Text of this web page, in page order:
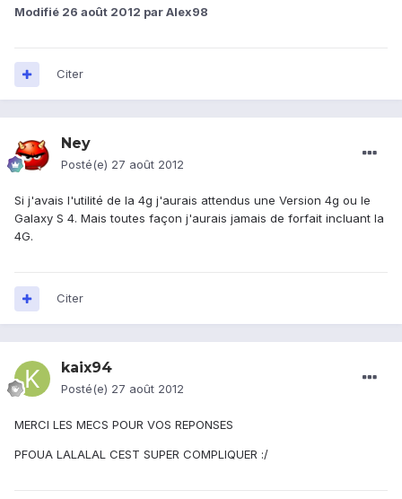
Modifié 26 août 2012 par Alex98
Citer
Ney
Posté(e) 27 août 2012
Si j'avais l'utilité de la 4g j'aurais attendus une Version 4g ou le
Galaxy S 4. Mais toutes façon j'aurais jamais de forfait incluant la
4G.
Citer
kaix94
Posté(e) 27 août 2012
MERCI LES MECS POUR VOS REPONSES
PFOUA LALALAL CEST SUPER COMPLIQUER :/